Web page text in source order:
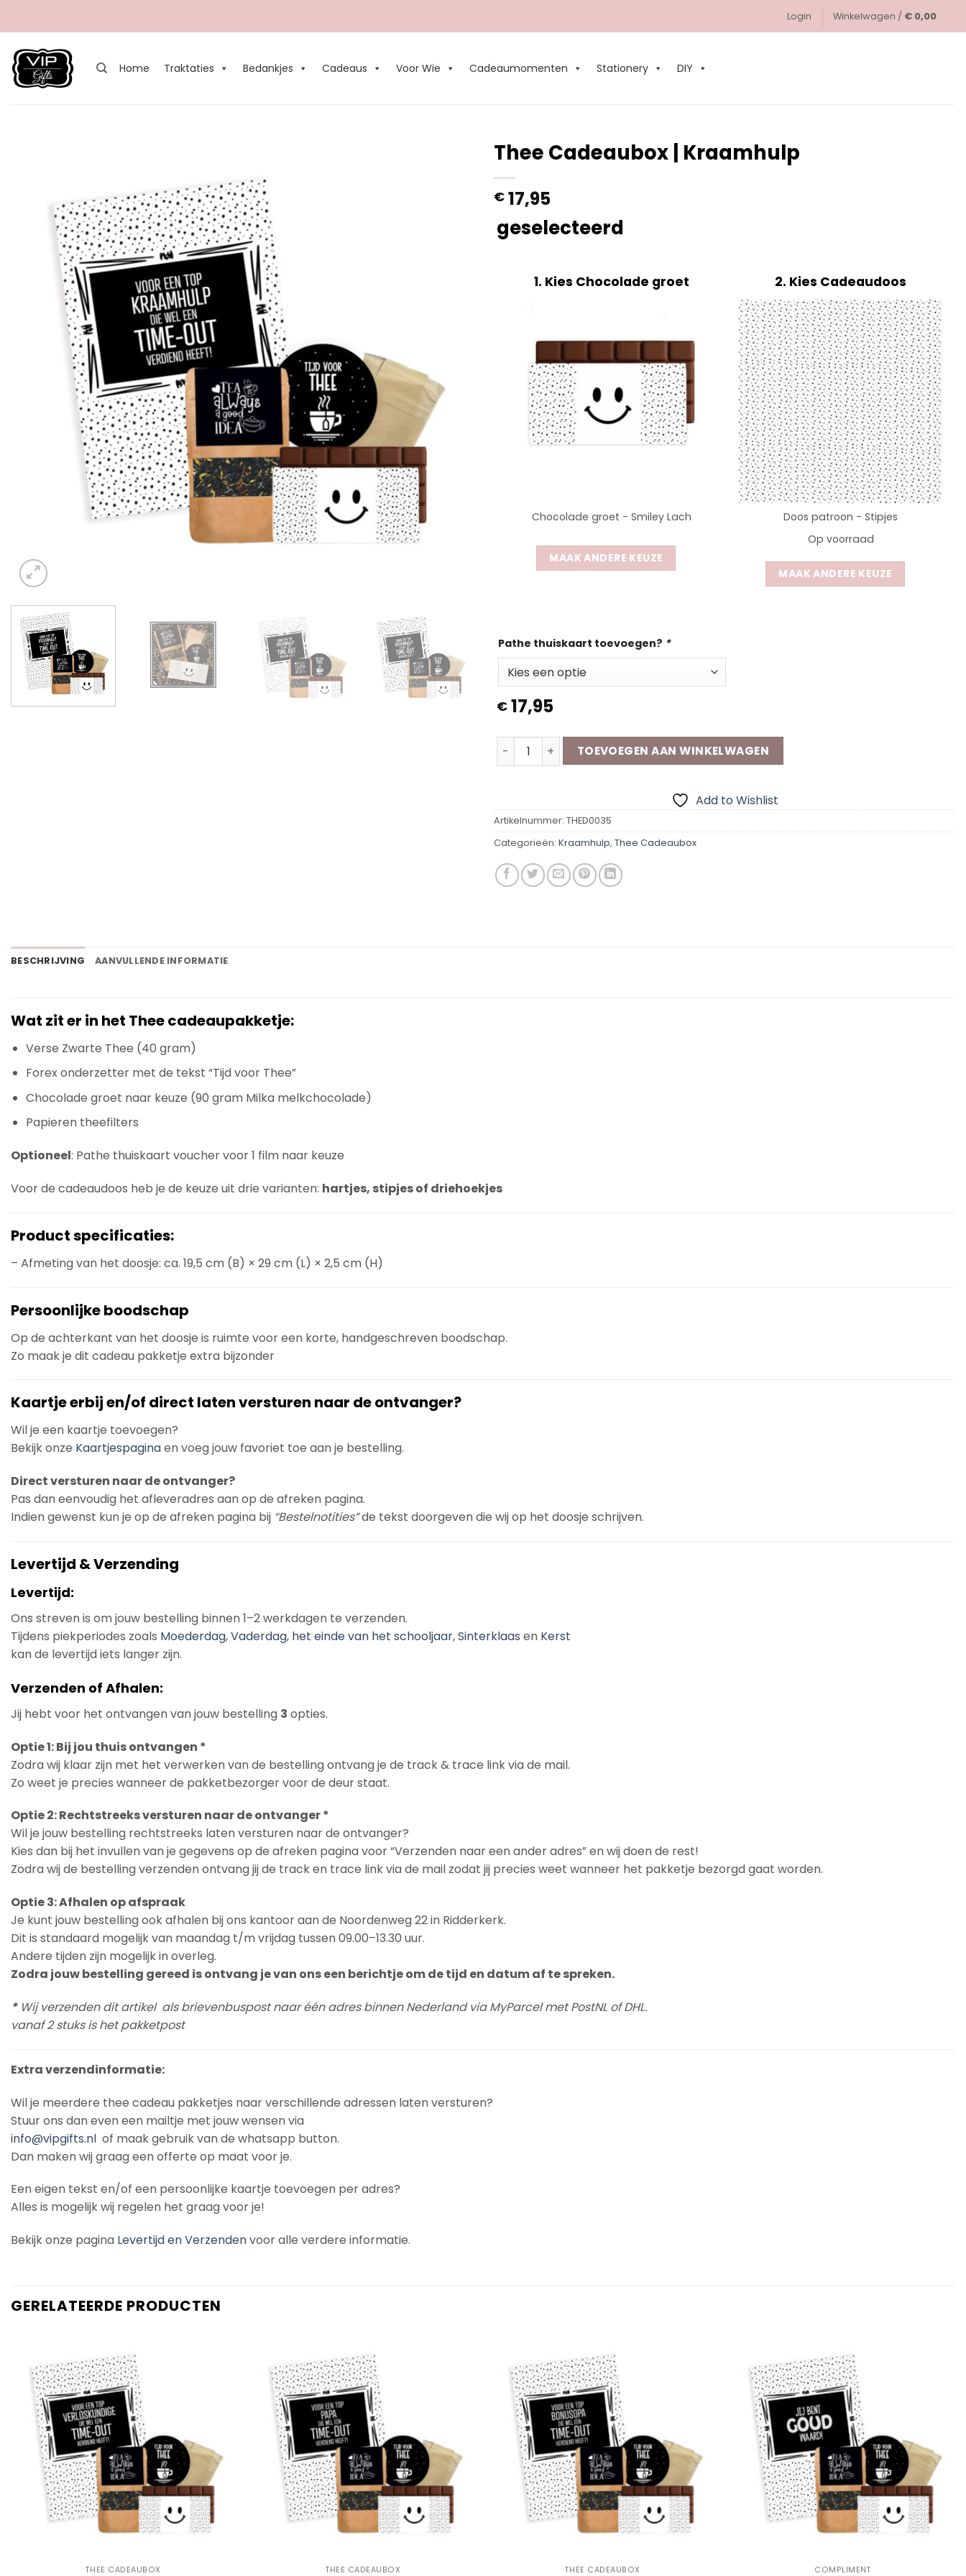
Login Winkelwagen / € 0,00
Home Traktaties Bedankjes Cadeaus Voor Wie Cadeaumomenten Stationery DIY
Thee Cadeaubox | Kraamhulp
€ 17,95
geselecteerd
1 Kies Chocolade groet
Chocolade groet - Smiley Lach
MAAK ANDERE KEUZE
2 Kies Cadeaudoos
Doos patroon - Stipjes
Op voorraad
MAAK ANDERE KEUZE
Pathe thuiskaart toevoegen? *
€ 17,95
Thee Cadeaubox | Kraamhulp aantal
TOEVOEGEN AAN WINKELWAGEN
Add to Wishlist
Artikelnummer: THED0035
Categorieën: Kraamhulp, Thee Cadeaubox
BESCHRIJVING AANVULLENDE INFORMATIE
Wat zit er in het Thee cadeaupakketje:
Verse Zwarte Thee (40 gram)
Forex onderzetter met de tekst “Tijd voor Thee”
Chocolade groet naar keuze (90 gram Milka melkchocolade)
Papieren theefilters
Optioneel: Pathe thuiskaart voucher voor 1 film naar keuze
Voor de cadeaudoos heb je de keuze uit drie varianten: hartjes, stipjes of driehoekjes
Product specificaties:
– Afmeting van het doosje: ca. 19,5 cm (B) × 29 cm (L) × 2,5 cm (H)
Persoonlijke boodschap
Op de achterkant van het doosje is ruimte voor een korte, handgeschreven boodschap.
Zo maak je dit cadeau pakketje extra bijzonder
Kaartje erbij en/of direct laten versturen naar de ontvanger?
Wil je een kaartje toevoegen?
Bekijk onze Kaartjespaginaen voeg jouw favoriet toe aan je bestelling.
Direct versturen naar de ontvanger?
Pas dan eenvoudig het afleveradres aan op de afreken pagina.
Indien gewenst kun je op de afreken pagina bij “Bestelnotities”de tekst doorgeven die wij op het doosje schrijven.
Levertijd & Verzending
Levertijd:
Ons streven is om jouw bestelling binnen 1–2 werkdagen te verzenden.
Tijdens piekperiodes zoals Moederdag,Vaderdag, het einde van het schooljaar,Sinterklaas en Kerst
kan de levertijd iets langer zijn.
Verzenden of Afhalen:
Jij hebt voor het ontvangen van jouw bestelling 3 opties.
Optie 1: Bij jou thuis ontvangen *
Zodra wij klaar zijn met het verwerken van de bestelling ontvang je de track & trace link via de mail.
Zo weet je precies wanneer de pakketbezorger voor de deur staat.
Optie 2: Rechtstreeks versturen naar de ontvanger *
Wil je jouw bestelling rechtstreeks laten versturen naar de ontvanger?
Kies dan bij het invullen van je gegevens op de afreken pagina voor “Verzenden naar een ander adres” en wij doen de rest!
Zodra wij de bestelling verzenden ontvang jij de track en trace link via de mail zodat jij precies weet wanneer het pakketje bezorgd gaat worden.
Optie 3: Afhalen op afspraak
Je kunt jouw bestelling ook afhalen bij ons kantoor aan de Noordenweg 22 in Ridderkerk.
Dit is standaard mogelijk van maandag t/m vrijdag tussen 09.00–13.30 uur.
Andere tijden zijn mogelijk in overleg.
Zodra jouw bestelling gereed is ontvang je van ons een berichtje om de tijd en datum af te spreken.
* Wij verzenden dit artikel als brievenbuspost naar één adres binnen Nederland via MyParcel met PostNL of DHL.
vanaf 2 stuks is het pakketpost
Extra verzendinformatie:
Wil je meerdere thee cadeau pakketjes naar verschillende adressen laten versturen?
Stuur ons dan even een mailtje met jouw wensen via
info@vipgifts.nl of maak gebruik van de whatsapp button.
Dan maken wij graag een offerte op maat voor je.
Een eigen tekst en/of een persoonlijke kaartje toevoegen per adres?
Alles is mogelijk wij regelen het graag voor je!
Bekijk onze pagina Levertijd en Verzendenvoor alle verdere informatie.
GERELATEERDE PRODUCTEN
THEE CADEAUBOX THEE CADEAUBOX THEE CADEAUBOX COMPLIMENT